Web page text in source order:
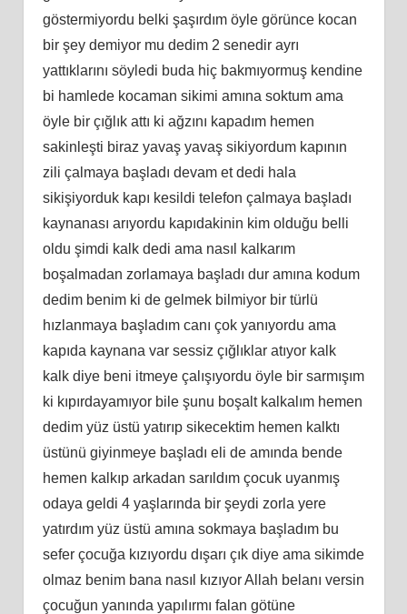
göstermiyordu belki şaşırdım öyle görünce kocan
bir şey demiyor mu dedim 2 senedir ayrı
yattıklarını söyledi buda hiç bakmıyormuş kendine
bi hamlede kocaman sikimi amına soktum ama
öyle bir çığlık attı ki ağzını kapadım hemen
sakinleşti biraz yavaş yavaş sikiyordum kapının
zili çalmaya başladı devam et dedi hala
sikişiyorduk kapı kesildi telefon çalmaya başladı
kaynanası arıyordu kapıdakinin kim olduğu belli
oldu şimdi kalk dedi ama nasıl kalkarım
boşalmadan zorlamaya başladı dur amına kodum
dedim benim ki de gelmek bilmiyor bir türlü
hızlanmaya başladım canı çok yanıyordu ama
kapıda kaynana var sessiz çığlıklar atıyor kalk
kalk diye beni itmeye çalışıyordu öyle bir sarmışım
ki kıpırdayamıyor bile şunu boşalt kalkalım hemen
dedim yüz üstü yatırıp sikecektim hemen kalktı
üstünü giyinmeye başladı eli de amında bende
hemen kalkıp arkadan sarıldım çocuk uyanmış
odaya geldi 4 yaşlarında bir şeydi zorla yere
yatırdım yüz üstü amına sokmaya başladım bu
sefer çocuğa kızıyordu dışarı çık diye ama sikimde
olmaz benim bana nasıl kızıyor Allah belanı versin
çocuğun yanında yapılırmı falan götüne